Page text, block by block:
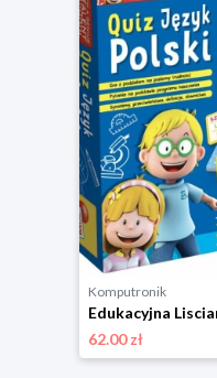
Komputronik
62.00 zł